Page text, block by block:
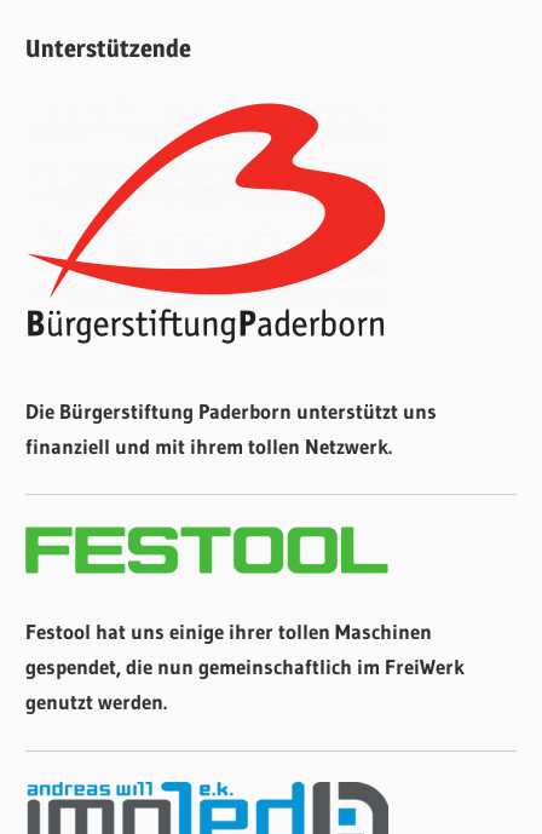
Unterstützende
Die Bürgerstiftung Paderborn unterstützt uns
finanziell und mit ihrem tollen Netzwerk.
Festool hat uns einige ihrer tollen Maschinen
gespendet, die nun gemeinschaftlich im FreiWerk
genutzt werden.